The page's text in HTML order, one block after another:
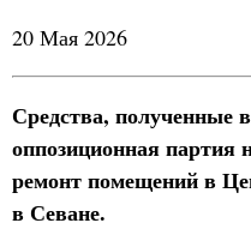
20 Мая 2026
Средства, полученные
оппозиционная партия
ремонт помещений в
в Севане.